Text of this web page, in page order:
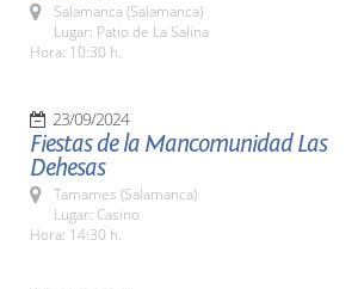
Salamanca (Salamanca)
Lugar: Patio de La Salina
Hora: 10:30 h.
23/09/2024
Fiestas de la Mancomunidad Las
Dehesas
Tamames (Salamanca)
Lugar: Casino
Hora: 14:30 h.